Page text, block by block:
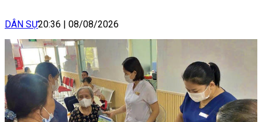
DÂN SỰ20:36 | 08/08/2026